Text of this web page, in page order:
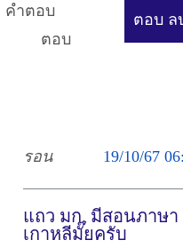
ตอบ ล
คำตอบ
ตอบ
รอน 19/10/67
แถว มก. มีสอนภาษา
เกาหลีมั๊ยครับ